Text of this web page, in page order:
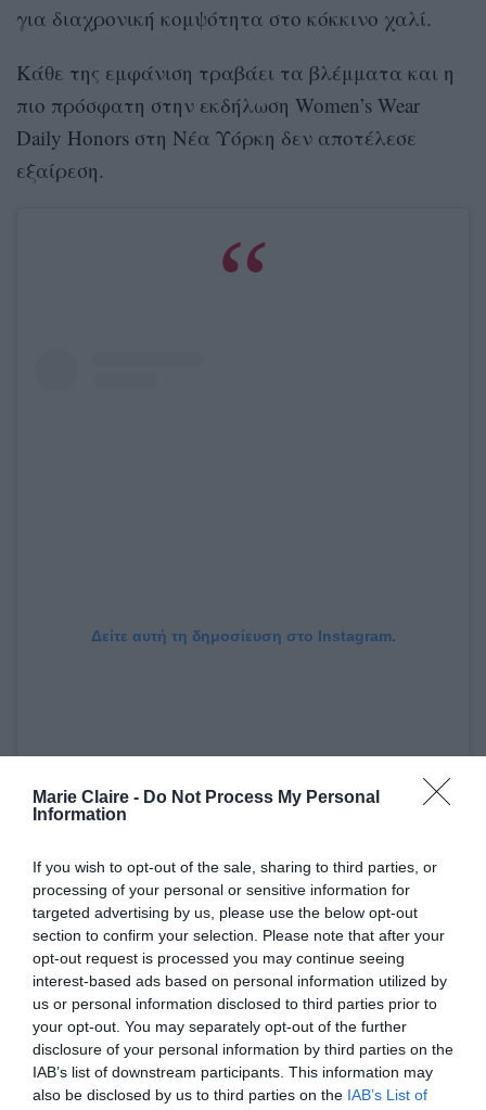
Marie Claire - Do Not Process My Personal
Information
If you wish to opt-out of the sale, sharing to third parties, or
processing of your personal or sensitive information for
targeted advertising by us, please use the below opt-out
section to confirm your selection. Please note that after your
opt-out request is processed you may continue seeing
interest-based ads based on personal information utilized by
us or personal information disclosed to third parties prior to
your opt-out. You may separately opt-out of the further
disclosure of your personal information by third parties on the
IAB’s list of downstream participants. This information may
also be disclosed by us to third parties on the IAB’s List of
για διαχρονική κομψότητα στο κόκκινο χαλί.
Κάθε της εμφάνιση τραβάει τα βλέμματα και η
πιο πρόσφατη στην εκδήλωση Women’s Wear
Daily Honors στη Νέα Υόρκη δεν αποτέλεσε
εξαίρεση.
Δείτε αυτή τη δημοσίευση στο Instagram.
Αν και η ίδια κινείται συνήθως σε φυσικές,nude
αποχρώσεις για το μακιγιάζ της, αυτή τη φορά
τόλμησε το κόκκινο κραγιόν. Και όπως
ανακαλύψαμε μέσω του makeup artistτης, Hung